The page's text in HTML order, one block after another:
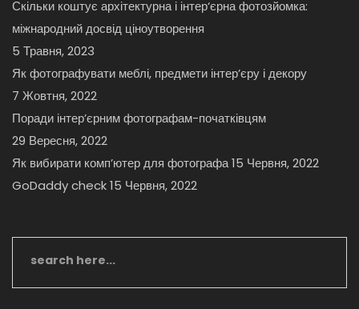
Скільки коштує архітектурна і інтер‘єрна фотозйомка:
міжнародний досвід ціноутворення
5 Травня, 2023
Як фотографувати меблі, предмети інтер’єру і декору
7 Жовтня, 2022
Поради інтер’єрним фотографам-початківцям
29 Вересня, 2022
Як вибирати комп’ютер для фотографа15 Червня, 2022
GoDaddy check15 Червня, 2022